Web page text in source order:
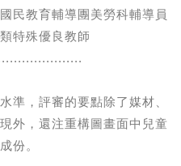
民教育輔導團美勞科輔導員
特殊優良教師
準，評審的要點除了媒材、
外，還注重構圖畫面中兒童
份。